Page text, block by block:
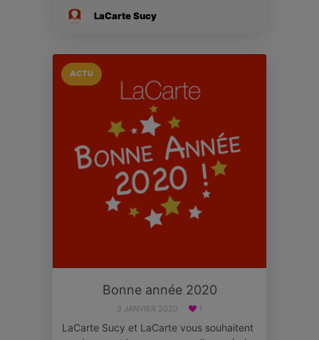
LaCarte Sucy
ACTU
Bonne année 2020
3 JANVIER 2020 1
LaCarte Sucy et LaCarte vous souhaitent